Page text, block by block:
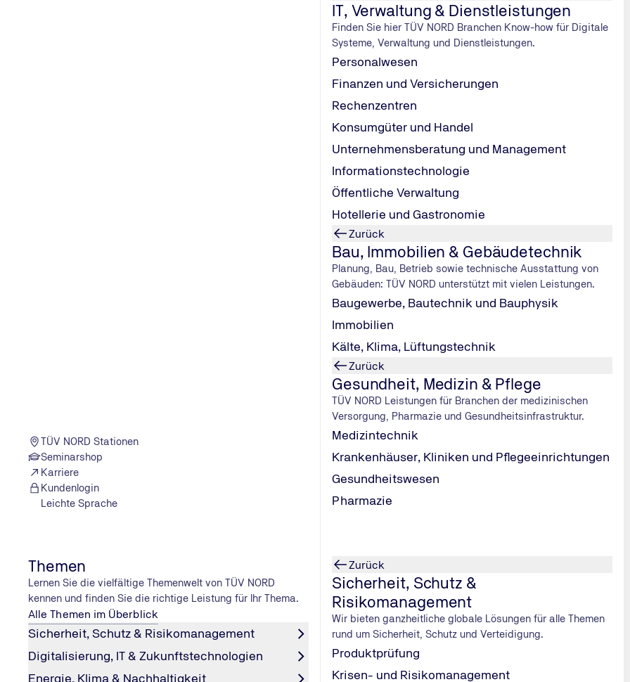
TÜV NORD Stationen
Seminarshop
Karriere
Kundenlogin
Leichte Sprache
IT, Verwaltung & Dienstleistungen
Finden Sie hier TÜV NORD Branchen Know-how für Digitale
Systeme, Verwaltung und Dienstleistungen.
Personalwesen
Finanzen und Versicherungen
Rechenzentren
Konsumgüter und Handel
Unternehmensberatung und Management
Informationstechnologie
Öffentliche Verwaltung
Hotellerie und Gastronomie
Zurück
Bau, Immobilien & Gebäudetechnik
Planung, Bau, Betrieb sowie technische Ausstattung von
Gebäuden: TÜV NORD unterstützt mit vielen Leistungen.
Baugewerbe, Bautechnik und Bauphysik
Immobilien
Kälte, Klima, Lüftungstechnik
Zurück
Gesundheit, Medizin & Pflege
TÜV NORD Leistungen für Branchen der medizinischen
Versorgung, Pharmazie und Gesundheitsinfrastruktur.
Medizintechnik
Krankenhäuser, Kliniken und Pflegeeinrichtungen
Gesundheitswesen
Pharmazie
Themen
Lernen Sie die vielfältige Themenwelt von TÜV NORD
kennen und finden Sie die richtige Leistung für Ihr Thema.
Alle Themen im Überblick
Sicherheit, Schutz & Risikomanagement
Digitalisierung, IT & Zukunftstechnologien
Energie, Klima & Nachhaltigkeit
Zurück
Sicherheit, Schutz &
Risikomanagement
Wir bieten ganzheitliche globale Lösungen für alle Themen
rund um Sicherheit, Schutz und Verteidigung.
Produktprüfung
Krisen- und Risikomanagement
TÜV NORD Mitarbeiter:in Sonstige
gelesen zu haben. Der Nutzung meiner Daten gemäß der Datenschutzerklärung
Abschicken
RECHTLICHE HINWEISE
Datenschutzerklärung
Allgemeine Geschäftsbedingungen
FÜR SIE VON UNS
Zertifikatsdatenbank & Prüfzeichen
meinMPI-Kundenportal
Veranstaltungen